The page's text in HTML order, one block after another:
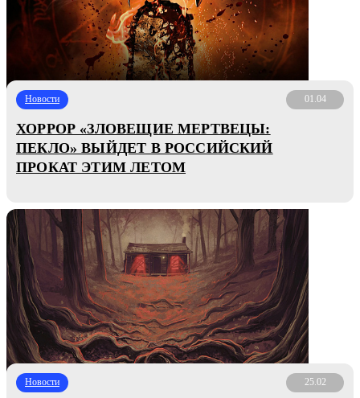
Новости 01.04
ХОРРОР «ЗЛОВЕЩИЕ МЕРТВЕЦЫ:
ПЕКЛО» ВЫЙДЕТ В РОССИЙСКИЙ
ПРОКАТ ЭТИМ ЛЕТОМ
Новости 25.02